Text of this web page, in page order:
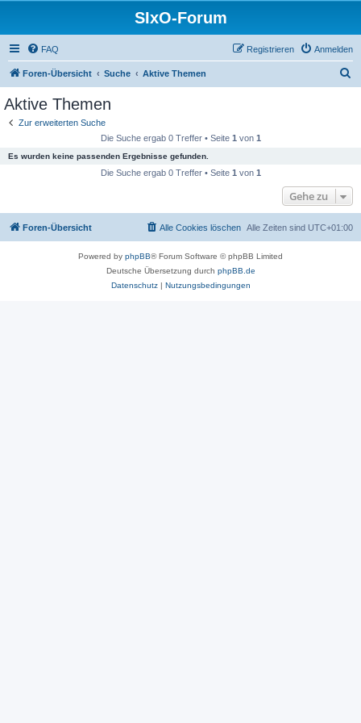
SIxO-Forum
FAQ Anmelden
Registrieren
Foren-Übersicht Suche Aktive Themen
Aktive Themen
Zur erweiterten Suche
Die Suche ergab 0 Treffer • Seite 1 von 1
Es wurden keine passenden Ergebnisse gefunden.
Die Suche ergab 0 Treffer • Seite 1 von 1
Gehe zu
Foren-Übersicht Alle Zeiten sind UTC+01:00
Alle Cookies löschen
Powered by phpBB® Forum Software © phpBB Limited
Deutsche Übersetzung durch phpBB.de
Datenschutz| Nutzungsbedingungen